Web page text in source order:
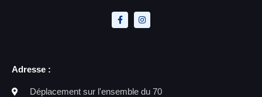
Adresse :
Déplacement sur l'ensemble du 70